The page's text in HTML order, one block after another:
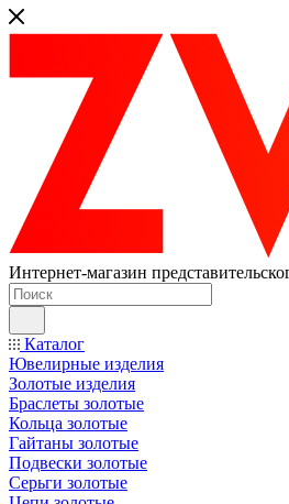
Интернет-магазин
Каталог
Ювелирные изделия
Золотые изделия
Браслеты золотые
Кольца золотые
Гайтаны золотые
Подвески золотые
Серьги золотые